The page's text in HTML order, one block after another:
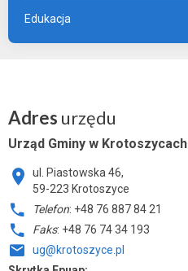
Edukacja
Adres urzędu
Urząd Gminy w Krotoszycach
ul. Piastowska 46,
59-223 Krotoszyce
Telefon: +48 76 887 84 21
Faks: +48 76 74 34 193
ug@krotoszyce.pl